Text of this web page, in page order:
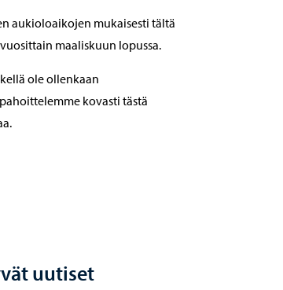
aukioloaikojen mukaisesti tältä
maaliskuun lopussa.
ole ollenkaan
kovasti tästä
uutiset